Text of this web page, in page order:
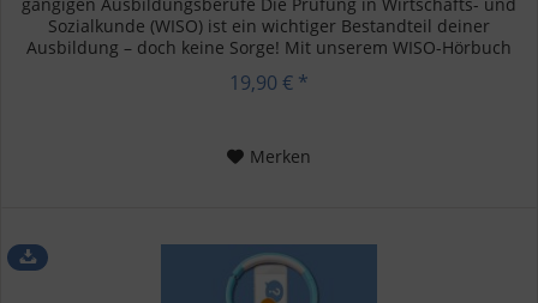
Sozialkunde (WISO) ist ein wichtiger Bestandteil deiner
Ausbildung – doch keine Sorge! Mit unserem WISO-Hörbuch
kannst du...
19,90 € *
Merken